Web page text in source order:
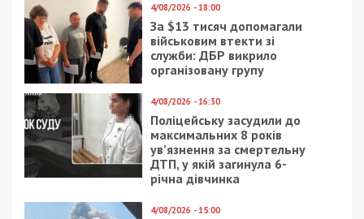
4/08/2026 - 18:00
За $13 тисяч допомагали
військовим втекти зі
служби: ДБР викрило
організовану групу
4/08/2026 - 16:30
Поліцейську засудили до
максимальних 8 років
ув’язнення за смертельну
ДТП, у якій загинула 6-
річна дівчинка
4/08/2026 - 15:00